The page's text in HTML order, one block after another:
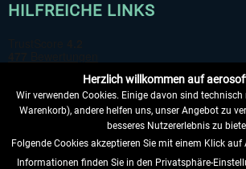
HILFREICHE LINKS
VERTRAG WIDERRUFEN
Herzlich willkommen auf
Wir verwenden Cookies. Einige davon sind
Warenkorb), andere helfen uns, unser Angebot zu
besseres Nutzererlebnis zu
Folgende Cookies akzeptieren Sie mit einem Klick auf
Informationen finden Sie in den Privatsphäre-